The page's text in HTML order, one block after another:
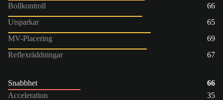
Bollkontroll
66
Utsparkar
65
MV-Placering
69
Reflexräddningar
67
Snabbhet
66
Acceleration
35